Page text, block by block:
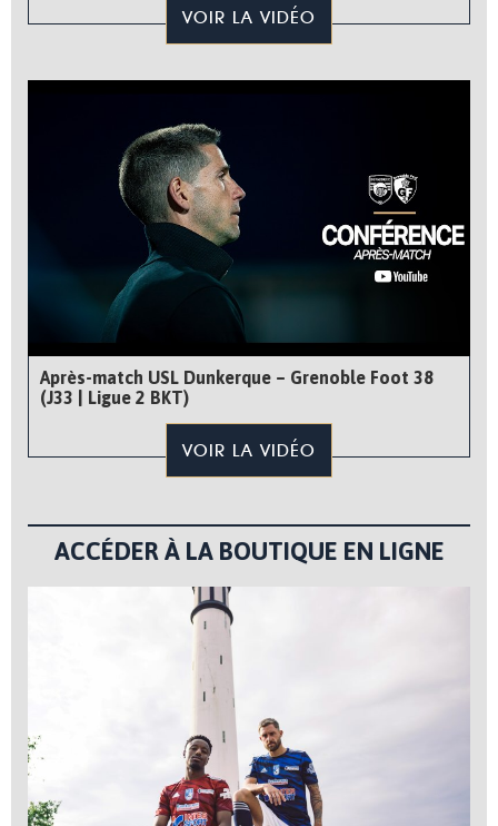
VOIR LA VIDÉO
Après-match USL Dunkerque – Grenoble Foot 38
(J33 | Ligue 2 BKT)
VOIR LA VIDÉO
ACCÉDER À LA BOUTIQUE EN LIGNE